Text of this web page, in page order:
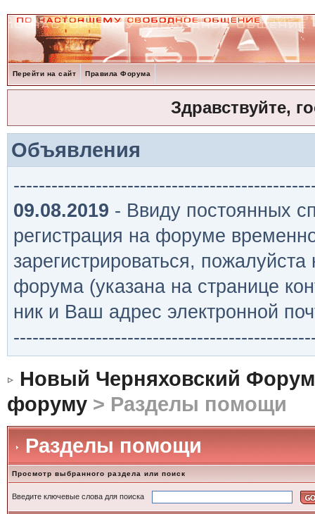
Перейти на сайт Правила Форума
Здравствуйте,
Объявления
09.08.2019 - Ввиду постоянных
регистрация на форуме
зарегистрироваться,
форума (указана на странице
ник и Ваш адрес электронной
Новый Черняховский Форум
форуму> Разделы помощи
Разделы помощи
Просмотр выбранного раздела или поиск
Введите ключевые слова для поиска